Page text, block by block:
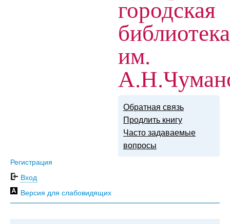
городская
библиотека
им.
Обратная связь
Продлить книгу
Часто задаваемые
вопросы
Регистрация
Вход
Версия для слабовидящих